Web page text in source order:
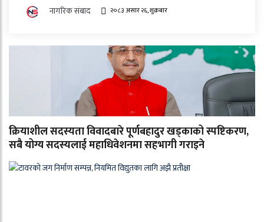
नागरिक संबाद २०८३ असार २६, शुक्रबार
क्रियाशील सदस्यता विवादबारे पूर्णबहादुर खड्काको स्पष्टिकरण,
सबै योग्य सदस्यलाई महाधिवेशनमा सहभागी गराइने